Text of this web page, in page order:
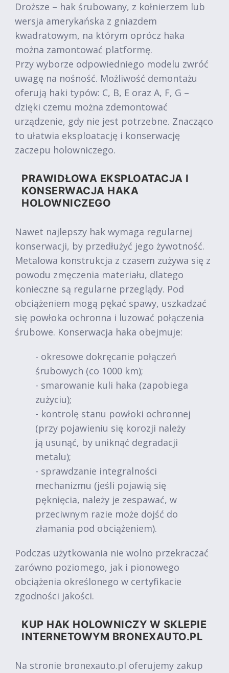
Droższe – hak śrubowany, z kołnierzem lub
wersja amerykańska z gniazdem
kwadratowym, na którym oprócz haka
można zamontować platformę.
Przy wyborze odpowiedniego modelu zwróć
uwagę na nośność. Możliwość demontażu
oferują haki typów: C, B, E oraz A, F, G –
dzięki czemu można zdemontować
urządzenie, gdy nie jest potrzebne. Znacząco
to ułatwia eksploatację i konserwację
zaczepu holowniczego.
PRAWIDŁOWA EKSPLOATACJA I
KONSERWACJA HAKA
HOLOWNICZEGO
Nawet najlepszy hak wymaga regularnej
konserwacji, by przedłużyć jego żywotność.
Metalowa konstrukcja z czasem zużywa się z
powodu zmęczenia materiału, dlatego
konieczne są regularne przeglądy. Pod
obciążeniem mogą pękać spawy, uszkadzać
się powłoka ochronna i luzować połączenia
śrubowe. Konserwacja haka obejmuje:
- okresowe dokręcanie połączeń
śrubowych (co 1000 km);
- smarowanie kuli haka (zapobiega
zużyciu);
- kontrolę stanu powłoki ochronnej
(przy pojawieniu się korozji należy
ją usunąć, by uniknąć degradacji
metalu);
- sprawdzanie integralności
mechanizmu (jeśli pojawią się
pęknięcia, należy je zespawać, w
przeciwnym razie może dojść do
złamania pod obciążeniem).
Podczas użytkowania nie wolno przekraczać
zarówno poziomego, jak i pionowego
obciążenia określonego w certyfikacie
zgodności jakości.
KUP HAK HOLOWNICZY W SKLEPIE
INTERNETOWYM BRONEXAUTO.PL
Na stronie bronexauto.pl oferujemy zakup